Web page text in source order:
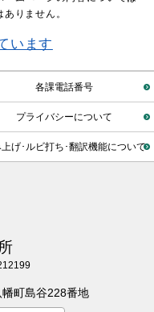
りません。
います
各課電話番号
プライバシーについて
げ･ルビ打ち･翻訳機能について
町島谷228番地